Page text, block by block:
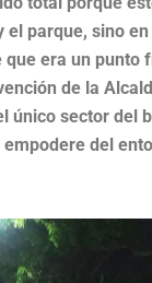
parque, sino
era un punto
de la
único sector del
del